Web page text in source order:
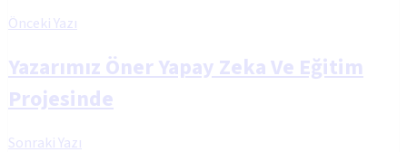
Önceki Yazı
Yazarımız Öner Yapay Zeka Ve Eğitim
Projesinde
Sonraki Yazı